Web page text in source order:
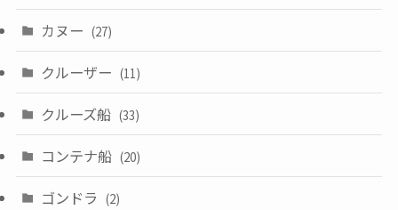
カヌー (27)
クルーザー (11)
クルーズ船 (33)
コンテナ船 (20)
ゴンドラ (2)